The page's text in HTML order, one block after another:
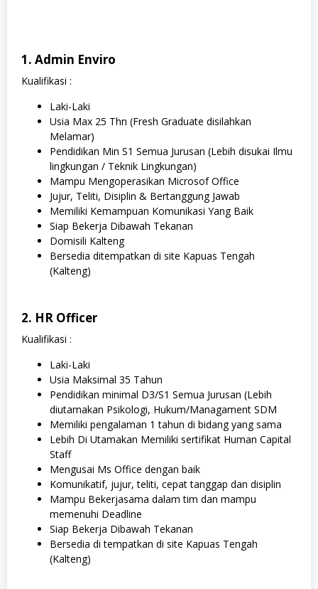
1. Admin Enviro
Kualifikasi :
Laki-Laki
Usia Max 25 Thn (Fresh Graduate disilahkan
Melamar)
Pendidikan Min S1 Semua Jurusan (Lebih disukai Ilmu
lingkungan / Teknik Lingkungan)
Mampu Mengoperasikan Microsof Office
Jujur, Teliti, Disiplin & Bertanggung Jawab
Memiliki Kemampuan Komunikasi Yang Baik
Siap Bekerja Dibawah Tekanan
Domisili Kalteng
Bersedia ditempatkan di site Kapuas Tengah
(Kalteng)
2. HR Officer
Kualifikasi :
Laki-Laki
Usia Maksimal 35 Tahun
Pendidikan minimal D3/S1 Semua Jurusan (Lebih
diutamakan Psikologi, Hukum/Managament SDM
Memiliki pengalaman 1 tahun di bidang yang sama
Lebih Di Utamakan Memiliki sertifikat Human Capital
Staff
Mengusai Ms Office dengan baik
Komunikatif, jujur, teliti, cepat tanggap dan disiplin
Mampu Bekerjasama dalam tim dan mampu
memenuhi Deadline
Siap Bekerja Dibawah Tekanan
Bersedia di tempatkan di site Kapuas Tengah
(Kalteng)